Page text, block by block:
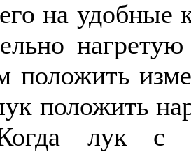
его на
положить
положить
лук с